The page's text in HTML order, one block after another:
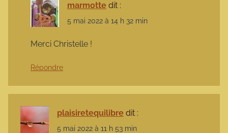
marmotte dit :
5 mai 2022 à 14 h 32 min
Merci Christelle !
Répondre
plaisiretequilibre dit :
5 mai 2022 à 11 h 53 min